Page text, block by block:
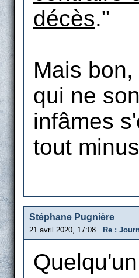
décès."
Mais
qui ne
infâmes
tout
Stéphane Pugnière
21 avril 2020, 17:08 Re :